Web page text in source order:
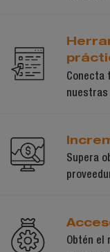
Conecta
nuestras
Supera
Obtén el